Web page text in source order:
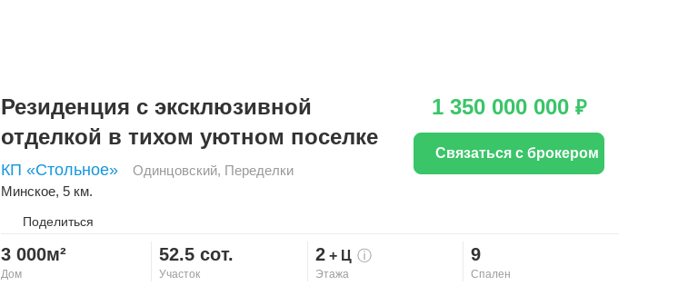
Резиденция с эксклюзивной
отделкой в тихом уютном поселке
КП «Стольное» Одинцовский, Переделки
Минское, 5 км.
Поделиться
3 000м²
Дом
52.5 сот.
Участок
2+ Ц ⓘ
Этажа
9
Спален
1 350 000 000 ₽
Связаться с брокером